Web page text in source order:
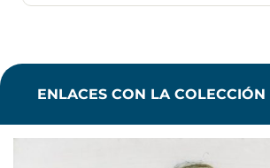
ENLACES CON LA